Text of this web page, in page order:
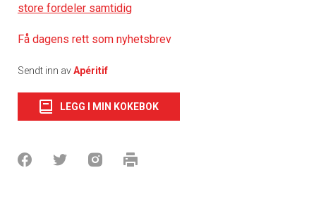
store fordeler samtidig
Få dagens rett som nyhetsbrev
Sendt inn avApéritif
LEGG I MIN KOKEBOK